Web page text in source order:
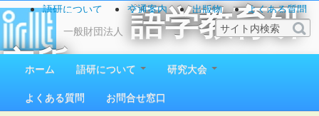
一般財団法人
語学教育研
究所
1923（大正12）年創立
語研について 交通案内 出版物
よくある質問
お問い合わせ
ホーム 語研について
研究大会
よくある質問
お問合せ窓口